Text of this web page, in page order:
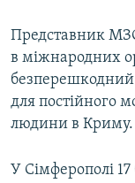
Представник
в міжнародних
безперешкодний
для постійного
людини в Криму.
У Сімферополі 17